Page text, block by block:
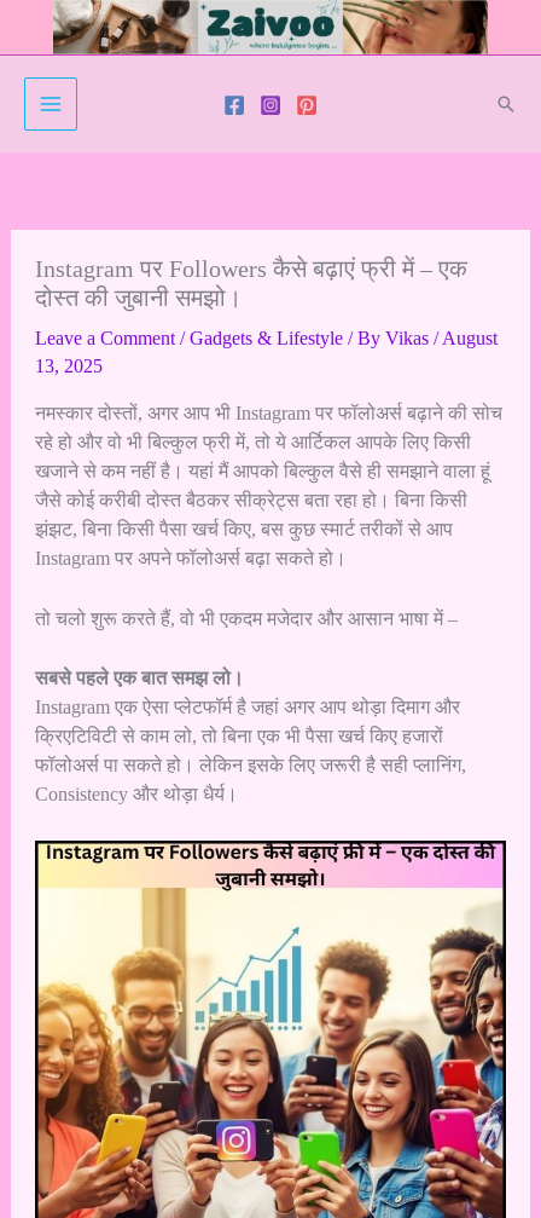
Instagram पर Followers कैसे बढ़ाएं फ्री में – एक
दोस्त की जुबानी समझो।
Leave a Comment /Gadgets & Lifestyle/ By Vikas /August
13, 2025
नमस्कार दोस्तों, अगर आप भी Instagram पर फॉलोअर्स बढ़ाने की सोच
रहे हो और वो भी बिल्कुल फ्री में, तो ये आर्टिकल आपके लिए किसी
खजाने से कम नहीं है। यहां मैं आपको बिल्कुल वैसे ही समझाने वाला हूं
जैसे कोई करीबी दोस्त बैठकर सीक्रेट्स बता रहा हो। बिना किसी
झंझट, बिना किसी पैसा खर्च किए, बस कुछ स्मार्ट तरीकों से आप
Instagram पर अपने फॉलोअर्स बढ़ा सकते हो।
तो चलो शुरू करते हैं, वो भी एकदम मजेदार और आसान भाषा में –
सबसे पहले एक बात समझ लो।
Instagram एक ऐसा प्लेटफॉर्म है जहां अगर आप थोड़ा दिमाग और
क्रिएटिविटी से काम लो, तो बिना एक भी पैसा खर्च किए हजारों
फॉलोअर्स पा सकते हो। लेकिन इसके लिए जरूरी है सही प्लानिंग,
Consistency और थोड़ा धैर्य।